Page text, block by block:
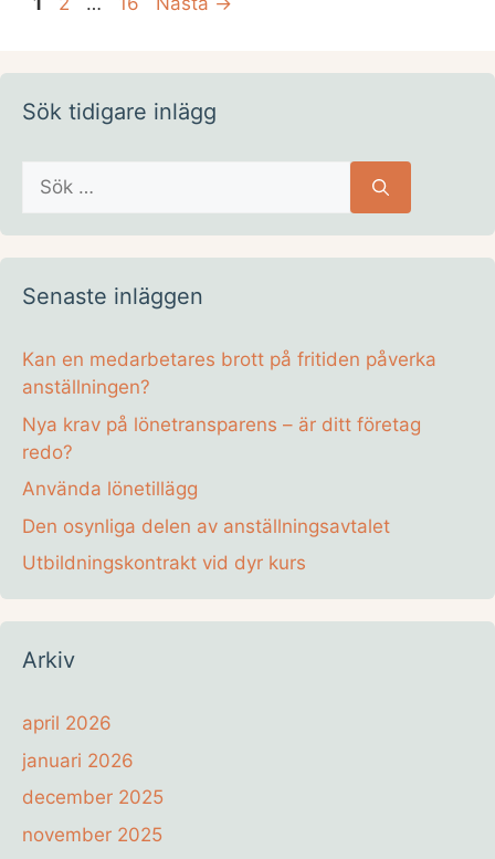
o
Sök tidigare inlägg
Sök
efter:
Senaste inläggen
Kan en medarbetares brott på fritiden påverka
anställningen?
Nya krav på lönetransparens – är ditt företag
redo?
Använda lönetillägg
Den osynliga delen av anställningsavtalet
Utbildningskontrakt vid dyr kurs
Arkiv
april 2026
januari 2026
december 2025
november 2025